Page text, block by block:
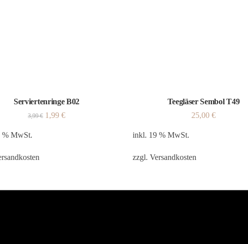
Serviertenringe B02
3,99€ 1,99€
% MwSt.
Teegläser Sembol T49
25,00 €
inkl. 19 % MwSt.
zzgl. Versandkosten